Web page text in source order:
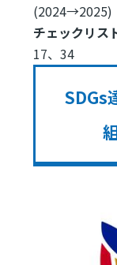
(2024→2025)
チェックリス
17、34
SDGs